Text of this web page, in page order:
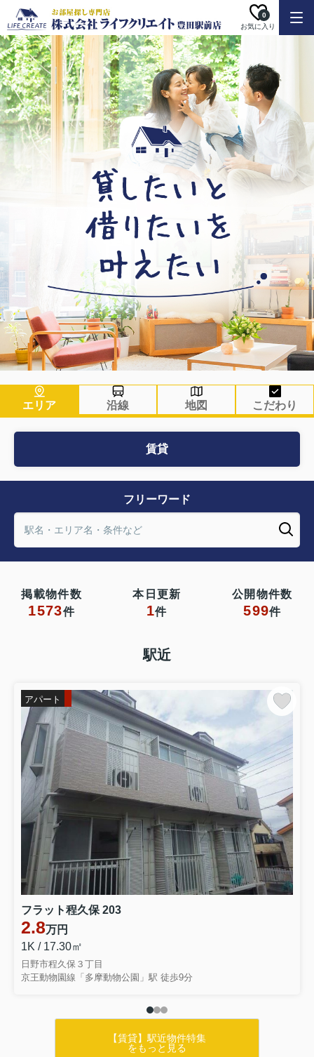
お気に入り
0
エリア 沿線 地図 こだわり
賃貸
フリーワード
掲載物件数
1573件
本日更新
1件
公開物件数
599件
駅近
アパート
フラット程久保 203
2.8万円
1K / 17.30㎡
日野市程久保３丁目
京王動物園線「多摩動物公園」駅 徒歩9分
【賃貸】駅近物件特集
をもっと見る